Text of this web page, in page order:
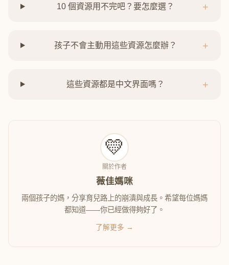
10 個資源用不完吧？要怎麼選？ +
孩子不會主動用這些資源怎麼辦？ +
這些資源都是中文界面嗎？ +
💛
關於作者
薇佳媽咪
兩個孩子的媽，分享育兒路上的崩潰與成長。希望每位媽媽
都知道——你已經做得夠好了。
了解更多 →